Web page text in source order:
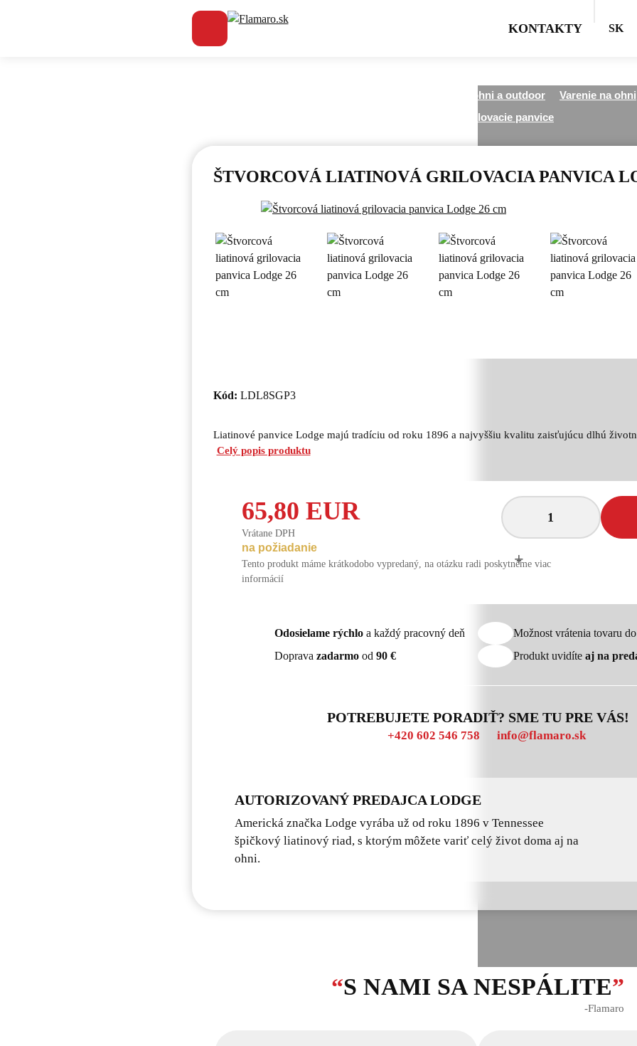
KONTAKTY SK
Varenie na ohni a outdoor
Varenie na ohni
Liatinové grilovacie panvice
ŠTVORCOVÁ LIATINOVÁ GRILOVACIA PANVICA
Kód: LDL8SGP3
Liatinové panvice Lodge majú tradíciu od roku 1896 a najvyššiu kvalitu zaisťujúcu dlhú
Celý popis produktu
65,80 EUR
Vrátane DPH
-
+
na požiadanie
Tento produkt máme krátkodobo vypredaný, na otázku radi poskytneme viac
informácií
Odosielame rýchloa každý pracovný deň
Možnost vrátenia tovaru
Doprava zadarmood 90 € Produkt uvidíte aj na
POTREBUJETE PORADIŤ? SME TU PRE VÁS!
+420 602 546 758 info@flamaro.sk
AUTORIZOVANÝ PREDAJCA LODGE
Americká značka Lodge vyrába už od roku 1896 v Tennessee
špičkový liatinový riad, s ktorým môžete variť celý život doma aj na
ohni.
“S NAMI SA NESPÁLITE”
‐Flamaro